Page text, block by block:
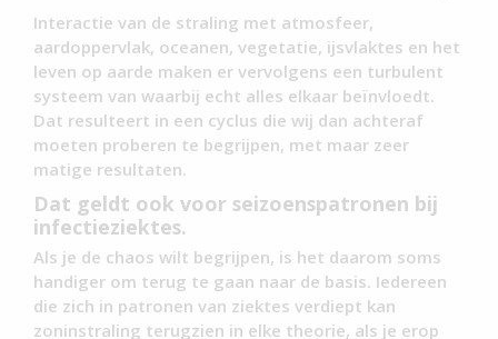
Interactie van de straling met atmosfeer,
aardoppervlak, oceanen, vegetatie, ijsvlaktes en het
leven op aarde maken er vervolgens een turbulent
systeem van waarbij echt alles elkaar beïnvloedt.
Dat resulteert in een cyclus die wij dan achteraf
moeten proberen te begrijpen, met maar zeer
matige resultaten.
Dat geldt ook voor seizoenspatronen bij
infectieziektes.
Als je de chaos wilt begrijpen, is het daarom soms
handiger om terug te gaan naar de basis. Iedereen
die zich in patronen van ziektes verdiept kan
zoninstraling terugzien in elke theorie, als je erop